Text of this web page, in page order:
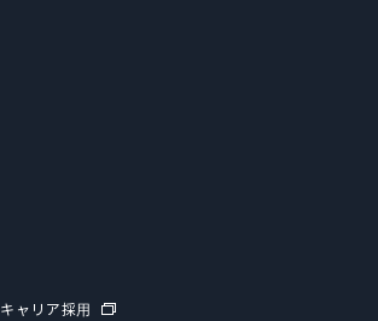
キャリア採用